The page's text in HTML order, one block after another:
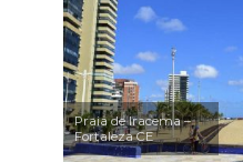
Praia de Iracema –
Fortaleza CE